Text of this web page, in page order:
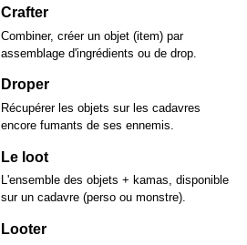
Crafter
Combiner, créer un objet (item) par
assemblage d'ingrédients ou de drop.
Droper
Récupérer les objets sur les cadavres
encore fumants de ses ennemis.
Le loot
L'ensemble des objets + kamas, disponible
sur un cadavre (perso ou monstre).
Looter